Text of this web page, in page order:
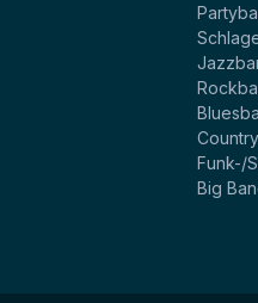
Funk-/
Big